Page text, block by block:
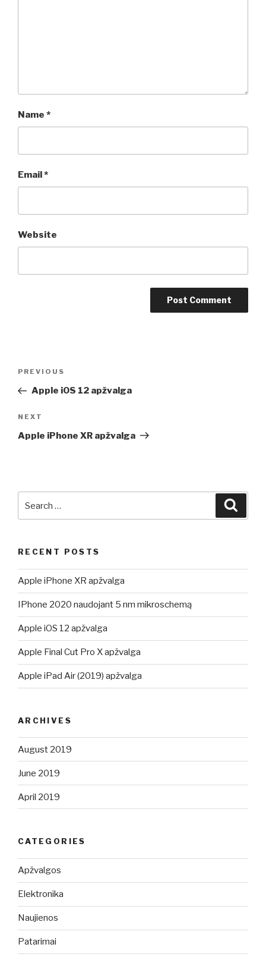
Name *
Email*
Website
Previous
Post
PREVIOUS
Apple iOS 12 apžvalga
Next
Post
NEXT
Apple iPhone XR apžvalga
for:
RECENT POSTS
Apple iPhone XR apžvalga
IPhone 2020 naudojant 5 nm mikroschemą
Apple iOS 12 apžvalga
Apple Final Cut Pro X apžvalga
Apple iPad Air (2019) apžvalga
ARCHIVES
August 2019
June 2019
April 2019
CATEGORIES
Apžvalgos
Elektronika
Naujienos
Patarimai